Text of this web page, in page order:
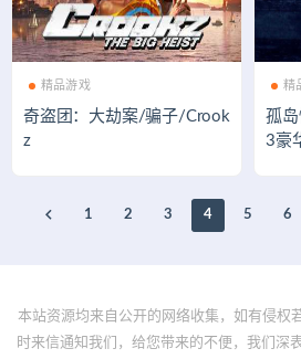
精品游戏
奇盗团：大劫案/骗子/Crook
z
精
孤
3豪
1 2 3 4 5 6
本站资源均来自公开的网络收集，如有侵权
时来信通知我们，给您带来的不便，我们深